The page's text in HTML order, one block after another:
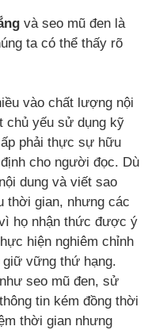
và seo mũ đen là
ta có thể thấy rõ
vào chất lượng nội
chủ yếu sử dụng kỹ
phải thực sự hữu
cho người đọc. Dù
dung và viết sao
thời gian, nhưng các
họ nhận thức được ý
hiện nghiêm chỉnh
vững thứ hạng.
seo mũ đen, sử
tin kém đồng thời
thời gian nhưng